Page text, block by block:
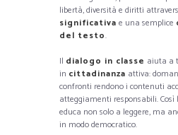
libertà, diversità e diritti
significativa e una semplice
del testo.
Il dialogo in classe aiuta a
in cittadinanza attiva:
confronti rendono i contenuti
atteggiamenti responsabili.
educa non solo a leggere, ma
in modo democratico.